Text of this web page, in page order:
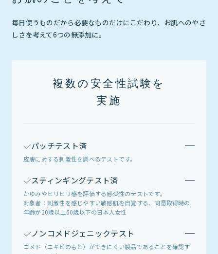
毎日使うものだから必要なものだけにこだわり、お肌へのやさ
しさを考えて6つの無添加に。
複数の安全性試験を
実施
パッチテスト済
皮膚に対する刺激性を調べるテストです。
スティンギングテスト済
かゆみやヒリヒリ感を評価する感受性のテストです。
対象者：刺激性を感じやすい敏感肌を自覚する、同意取得時の
年齢が20歳以上60歳以下の日本人女性
ノンコメドジェニックテスト
コメド（ニキビのもと）ができにくい製品であることを確認す